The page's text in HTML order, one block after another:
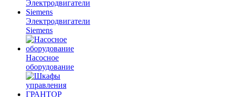
Электродвигатели
Siemens
Насосное
оборудование